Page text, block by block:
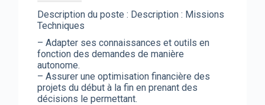
Description du poste : Description : Missions
Techniques
– Adapter ses connaissances et outils en
fonction des demandes de manière
autonome.
– Assurer une optimisation financière des
projets du début à la fin en prenant des
décisions le permettant.